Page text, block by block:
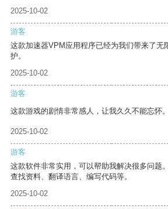
2025-10-02
游客
这款加速器VPM应用程序已经为我们带来了无
护。
2025-10-02
游客
这款游戏的剧情非常感人，让我久久不能忘怀。
2025-10-02
游客
这款软件非常实用，可以帮助我解决很多问题
查找资料、翻译语言、编写代码等。
2025-10-02